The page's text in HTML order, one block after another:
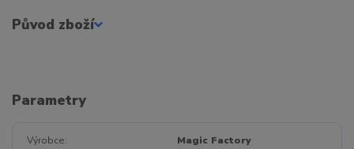
Původ zboží
Parametry
Výrobce Magic Factory